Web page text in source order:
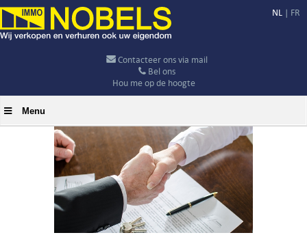
NL | FR
Contacteer ons via mail
Bel ons
Hou me op de hoogte
Menu